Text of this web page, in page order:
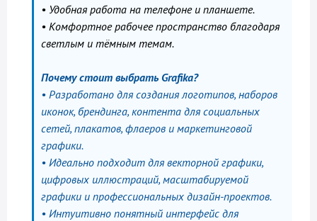
• Удобная работа на телефоне и планшете.
• Комфортное рабочее пространство благодаря
светлым и тёмным темам.
Почему стоит выбрать Grafika?
• Разработано для создания логотипов, наборов
иконок, брендинга, контента для социальных
сетей, плакатов, флаеров и маркетинговой
графики.
• Идеально подходит для векторной графики,
цифровых иллюстраций, масштабируемой
графики и профессиональных дизайн-проектов.
• Интуитивно понятный интерфейс для